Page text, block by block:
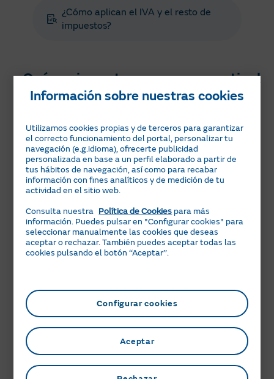
¿Cómo aplican el IVA y el resto de
impuestos?
¿Qué opciones tengo parar repartir el
coste de calefacción entre los
Para conocer el consumo real de cada vecino
instalaremos equipos sobre los radiadores individuales
en cada vivienda. Además, podemos colocar válvulas
termostáticas para regular el uso de los radiadores.
Así, tienes 2 opciones para repartir el coste:
Gasconfort&Reparto: es nuestro servicio más
completo y te despreocuparás de todo. Además
de instalar los equipos, con su garantía,
mantenimiento e informe de gasto por vecino,
Gas&Reparto: vosotros solo os preocupáis de la
gestión de la sala de la caldera centralizada.
mantenimiento, y generamos los informes de
gasto por vecino.
Información sobre nuestras cookies
Utilizamos cookies propias y de terceros para garantizar
el correcto funcionamiento del portal, personalizar tu
navegación (e.g.idioma), ofrecerte publicidad
personalizada en base a un perfil elaborado a partir de
tus hábitos de navegación, así como para recabar
información con fines analíticos y de medición de tu
actividad en el sitio web.
Consulta nuestra Política de Cookies para más
información. Puedes pulsar en "Configurar cookies" para
seleccionar manualmente las cookies que deseas
aceptar o rechazar. También puedes aceptar todas las
cookies pulsando el botón ‘‘Aceptar’’.
Configurar cookies
Aceptar